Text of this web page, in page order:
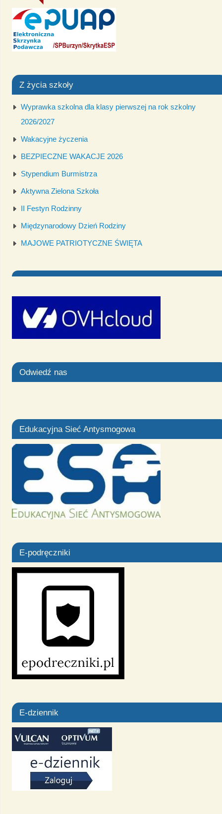
Z życia szkoły
Wyprawka szkolna dla klasy pierwszej na rok szkolny
2026/2027
Wakacyjne życzenia
BEZPIECZNE WAKACJE 2026
Stypendium Burmistrza
Aktywna Zielona Szkoła
II Festyn Rodzinny
Międzynarodowy Dzień Rodziny
MAJOWE PATRIOTYCZNE ŚWIĘTA
Odwiedź nas
Edukacyjna Sieć Antysmogowa
E-podręczniki
E-dziennik